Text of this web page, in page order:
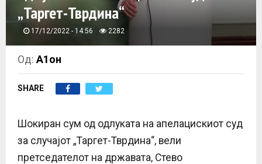
M
E
N
U
„Таргет-Тврдина“
17/12/2022 - 14:56 2282
Од:А1он
SHARE
Шокиран сум од одлуката на апелацискиот суд
за случајот „Таргет-Тврдина“, вели
претседателот на државата, Стево